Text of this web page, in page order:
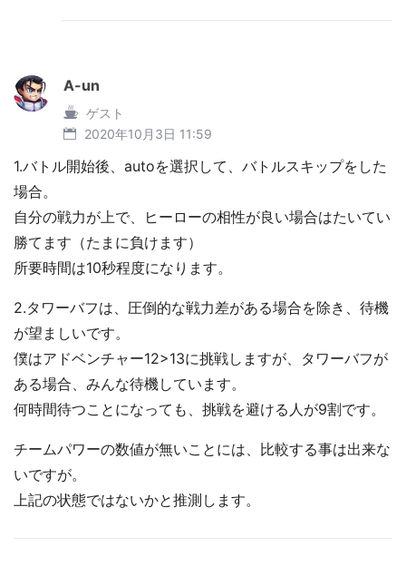
A-un
ゲスト
2020年10月3日 11:59
1.バトル開始後、autoを選択して、バトルスキップをした
場合。
自分の戦力が上で、ヒーローの相性が良い場合はたいてい
勝てます（たまに負けます）
所要時間は10秒程度になります。
2.タワーバフは、圧倒的な戦力差がある場合を除き、待機
が望ましいです。
僕はアドベンチャー12>13に挑戦しますが、タワーバフが
ある場合、みんな待機しています。
何時間待つことになっても、挑戦を避ける人が9割です。
チームパワーの数値が無いことには、比較する事は出来な
いですが。
上記の状態ではないかと推測します。